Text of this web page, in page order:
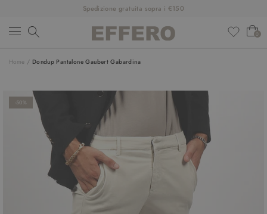
Spedizione gratuita sopra i €150
0
NUOVI ARRIVI
ABBIGLIAMENTO
SCARPE
ACCESSORI
DESIGNER
Home / Dondup Pantalone Gaubert Gabardina
-50%